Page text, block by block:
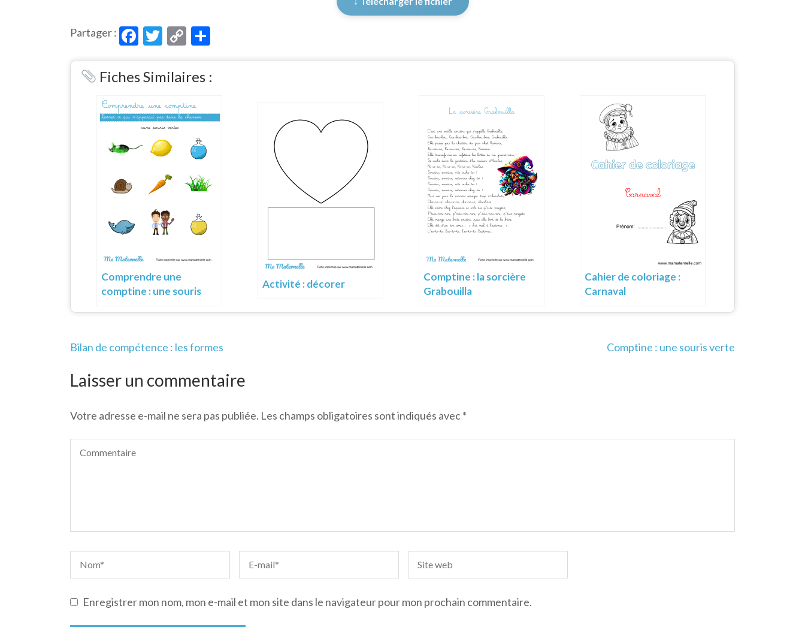
Partager : Facebook
Twitter
Copy
Link
Fiches Similaires :
Comprendre une
comptine : une souris
Activité : décorer
Comptine : la sorcière
Grabouilla
Cahier de coloriage :
Carnaval
Navigation
l’article
Bilan de compétence : les formes Comptine : une souris verte
Laisser un commentaire
Votre adresse e-mail ne sera pas publiée. Les champs obligatoires sont indiqués avec*
Enregistrer mon nom, mon e-mail et mon site dans le navigateur pour mon prochain commentaire.